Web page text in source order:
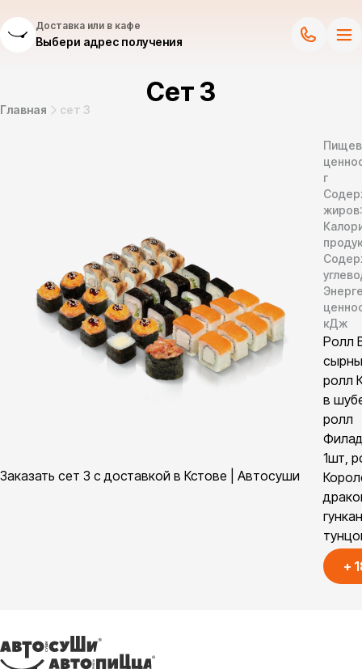
Доставка или в кафе
Выбери адрес получения
Сет 3
Главная сет 3
Заказать сет 3 с доставкой в Кстове | Автосуши
г
кДж
Ролл
ролл
в
ролл
1шт,
+